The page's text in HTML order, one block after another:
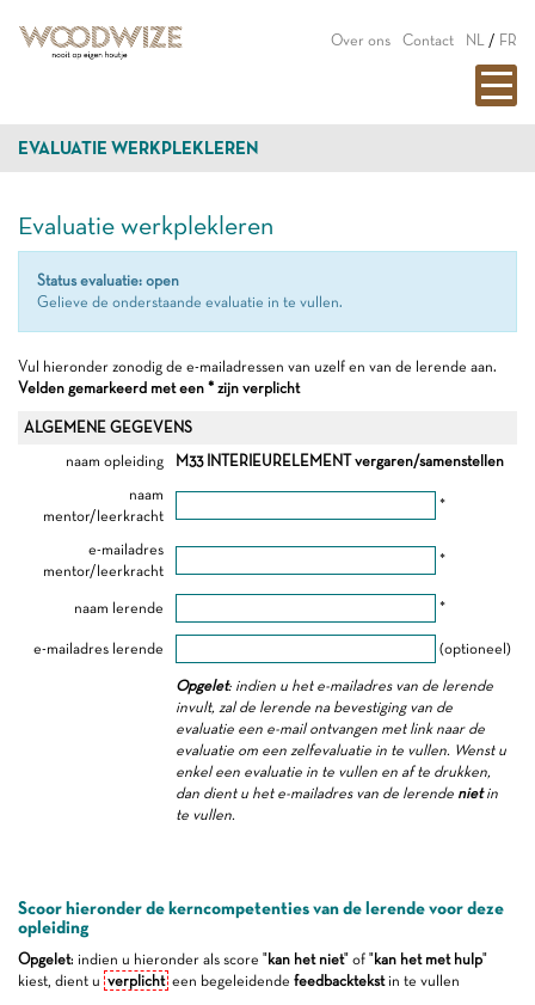
Over ons Contact NL / FR
EVALUATIE WERKPLEKLEREN
Evaluatie werkplekleren
Status evaluatie: open
Gelieve de onderstaande evaluatie in te vullen.
Vul hieronder zonodig de e-mailadressen van uzelf en van de lerende aan.
Velden gemarkeerd met een * zijn verplicht
ALGEMENE GEGEVENS
naam opleiding
M33 INTERIEURELEMENT vergaren/samenstellen
naam
mentor/leerkracht
*
e-mailadres
mentor/leerkracht
*
naam lerende *
e-mailadres lerende (optioneel)
Opgelet: indien u het e-mailadres van de lerende
invult, zal de lerende na bevestiging van de
evaluatie een e-mail ontvangen met link naar de
evaluatie om een zelfevaluatie in te vullen. Wenst u
enkel een evaluatie in te vullen en af te drukken,
dan dient u het e-mailadres van de lerende nietin
te vullen.
Scoor hieronder de kerncompetenties van de lerende voor deze
opleiding
Opgelet: indien u hieronder als score "kan het niet" of "kan het met hulp"
kiest, dient u verplicht een begeleidende feedbacktekstin te vullen